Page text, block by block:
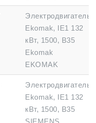
Электродвигатель
Ekomak, IE1 132
кВт, 1500, B35
Ekomak
EKOMAK
Электродвигатель
Ekomak, IE1 132
кВт, 1500, B35
SIEMENS